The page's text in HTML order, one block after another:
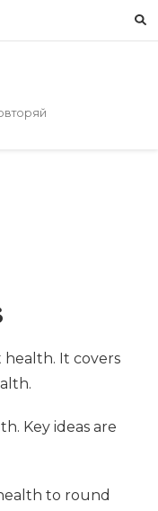
health. It covers
Key ideas are
to round